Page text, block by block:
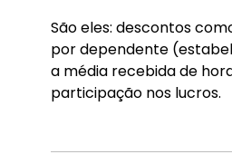
São eles: descontos
por dependente
a média recebida de
participação nos lucros.